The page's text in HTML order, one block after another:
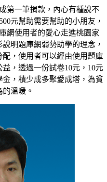
第一筆捐款，內心有種說不
元幫助需要幫助的小朋友，
網使用者的愛心走進桃園家
明題庫網弱勢助學的理念，
，使用者可以經由使用題庫
，透過一份試卷10元，10元
，積少成多聚愛成塔，為貧
溫暖。